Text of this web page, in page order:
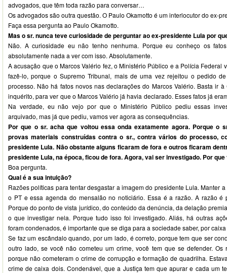
advogados, que têm toda razão para conversar…
Os advogados são outra questão. O Paulo Okamotto é um interlocutor do ex-
Faça essa pergunta ao Paulo Okamotto.
Mas o sr. nunca teve curiosidade de perguntar ao ex-presidente Lula por
Não. A curiosidade eu não tenho nenhuma. Porque eu conheço os
absolutamente nada a ver com isso. Absolutamente.
A acusação que o Marcos Valério fez, o Ministério Público e a Polícia Federal
fazê-lo, porque o Supremo Tribunal, mais de uma vez rejeitou o pedido
processo. Não há fatos novos nas declarações do Marcos Valério. Basta ir
inquérito, para ver que o Marcos Valério já havia declarado. Esses fatos já
Na verdade, eu não vejo por que o Ministério Público pediu essas
arquivado, mas já que pediu, vamos ver agora as consequências.
Por que o sr. acha que voltou essa onda exatamente agora. Porque o
provas materiais construídas contra o sr., contra vários do processo,
presidente Lula. Não obstante alguns ficaram de fora e outros ficaram
presidente Lula, na época, ficou de fora. Agora, vai ser investigado. Por
Boa pergunta.
Qual é a sua intuição?
Razões políticas para tentar desgastar a imagem do presidente Lula. Manter
o PT e essa agenda do mensalão no noticiário. Essa é a razão. A razão é
Porque do ponto de vista jurídico, do conteúdo da denúncia, da delação
o que investigar nela. Porque tudo isso foi investigado. Aliás, há outras
foram condenados, é importante que se diga para a sociedade saber, por
Se faz um escândalo quando, por um lado, é correto, porque tem que ser
outro lado, se você não cometeu um crime, você tem que se defender. Os
porque não cometeram o crime de corrupção e formação de quadrilha.
crime de caixa dois. Condenável, que a Justiça tem que apurar e cada um